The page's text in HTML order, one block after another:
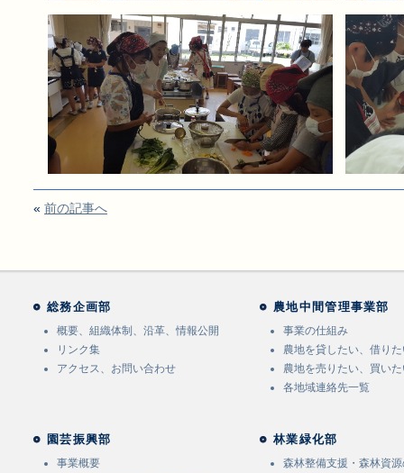
« 前の記事へ
総務企画部
概要、組織体制、沿革、情報公開
リンク集
アクセス、お問い合わせ
園芸振興部
事業概要
農地中間管理事業部
事業の仕組み
農地を貸したい、借り
農地を売りたい、買い
各地域連絡先一覧
林業緑化部
森林整備支援・森林資